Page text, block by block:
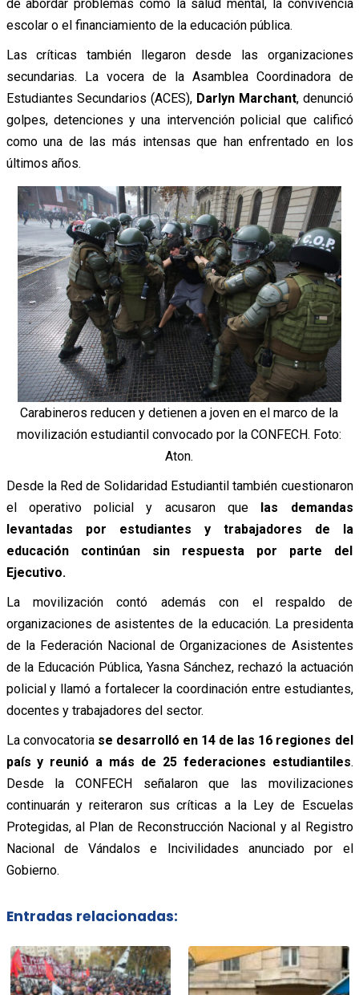
de abordar problemas como la salud mental, la convivencia
escolar o el financiamiento de la educación pública.
Las críticas también llegaron desde las organizaciones
secundarias. La vocera de la Asamblea Coordinadora de
Estudiantes Secundarios (ACES), Darlyn Marchant, denunció
golpes, detenciones y una intervención policial que calificó
como una de las más intensas que han enfrentado en los
últimos años.
Carabineros reducen y detienen a joven en el marco de la
movilización estudiantil convocado por la CONFECH. Foto:
Aton.
Desde la Red de Solidaridad Estudiantil también cuestionaron
el operativo policial y acusaron quelas demandas
levantadas por estudiantes y trabajadores de la
educación continúan sin respuesta por parte del
Ejecutivo.
La movilización contó además con el respaldo de
organizaciones de asistentes de la educación. La presidenta
de la Federación Nacional de Organizaciones de Asistentes
de la Educación Pública, Yasna Sánchez, rechazó la actuación
policial y llamó a fortalecer la coordinación entre estudiantes,
docentes y trabajadores del sector.
La convocatoriase desarrolló en 14 de las 16 regiones del
país y reunió a más de 25 federaciones estudiantiles.
Desde la CONFECH señalaron que las movilizaciones
continuarán y reiteraron sus críticas a la Ley de Escuelas
Protegidas, al Plan de Reconstrucción Nacional y al Registro
Nacional de Vándalos e Incivilidades anunciado por el
Gobierno.
Entradas relacionadas: